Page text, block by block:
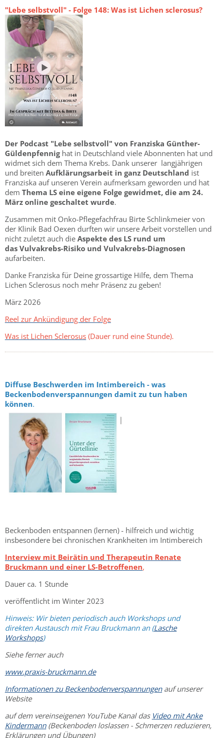
"Lebe selbstvoll" - Folge 148: Was ist Lichen sclerosus?
Der Podcast "Lebe selbstvoll" von Franziska Günther-
Güldenpfennig hat in Deutschland viele Abonnenten hat und
widmet sich dem Thema Krebs. Dank unserer langjährigen
und breiten Aufklärungsarbeit in ganz Deutschland ist
Franziska auf unseren Verein aufmerksam geworden und hat
dem Thema LS eine eigene Folge gewidmet, die am 24.
März online geschaltet wurde.
Zusammen mit Onko-Pflegefachfrau Birte Schlinkmeier von
der Klinik Bad Oexen durften wir unsere Arbeit vorstellen und
nicht zuletzt auch die Aspekte des LS rund um
das Vulvakrebs-Risiko und Vulvakrebs-Diagnosen
aufarbeiten.
Danke Franziska für Deine grossartige Hilfe, dem Thema
Lichen Sclerosus noch mehr Präsenz zu geben!
März 2026
Reel zur Ankündigung der Folge
Was ist Lichen Sclerosus (Dauer rund eine Stunde).
Diffuse Beschwerden im Intimbereich - was
Beckenbodenverspannungen damit zu tun haben
können.
Beckenboden entspannen (lernen) - hilfreich und wichtig
insbesondere bei chronischen Krankheiten im Intimbereich
Interview mit Beirätin und Therapeutin Renate
Bruckmann und einer LS-Betroffenen,
Dauer ca. 1 Stunde
veröffentlicht im Winter 2023
Hinweis: Wir bieten periodisch auch Workshops und
direkten Austausch mit Frau Bruckmann an (Lasche
Workshops)
Siehe ferner auch
www.praxis-bruckmann.de
Informationen zu Beckenbodenverspannungenauf unserer
Website
auf dem vereinseigenen YouTube Kanal das Video mit Anke
Kindermann(Beckenboden loslassen - Schmerzen reduzieren,
Erklärungen und Übungen)